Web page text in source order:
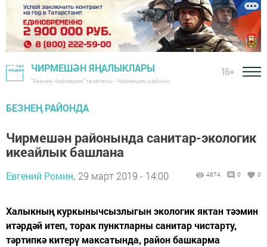
ЧИРМЕШӘН ЯҢАЛЫКЛАРЫ
"Безнең Чирмешән" газетасы - Чирмешән районы
16+
БЕЗНЕҢ РАЙОНДА
Чирмешән районында санитар-экологик
икеайлык башлана
Евгений Ромин, 29 март 2019 - 14:00 4874 0 0
Халыкның куркынычсызлыгын экологик яктан тәэмин
итәрдәй итеп, торак пунктларны санитар чистарту,
тәртипкә китерү максатында, район башкарма